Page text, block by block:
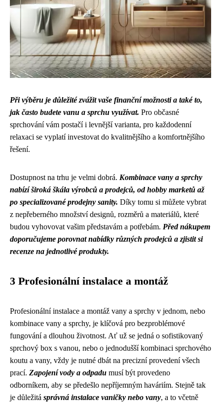
Při výběru je důležité zvážit vaše finanční možnosti a také to,
jak často budete vanu a sprchu využívat. Pro občasné
sprchování vám postačí i levnější varianta, pro každodenní
relaxaci se vyplatí investovat do kvalitnějšího a komfortnějšího
řešení.
Dostupnost na trhu je velmi dobrá. Kombinace vany a sprchy
nabízí široká škála výrobců a prodejců, od hobby marketů až
po specializované prodejny sanity. Díky tomu si můžete vybrat
z nepřeberného množství designů, rozměrů a materiálů, které
budou vyhovovat vašim představám a potřebám. Před nákupem
doporučujeme porovnat nabídky různých prodejců a zjistit si
recenze na jednotlivé produkty.
3 Profesionální instalace a montáž
Profesionální instalace a montáž vany a sprchy v jednom, nebo
kombinace vany a sprchy, je klíčová pro bezproblémové
fungování a dlouhou životnost. Ať už se jedná o sofistikovaný
sprchový box s vanou, nebo o jednodušší kombinaci sprchového
koutu a vany, vždy je nutné dbát na precizní provedení všech
prací. Zapojení vody a odpadu musí být provedeno
odborníkem, aby se předešlo nepříjemným haváriím. Stejně tak
je důležitá správná instalace vaničky nebo vany, a to včetně